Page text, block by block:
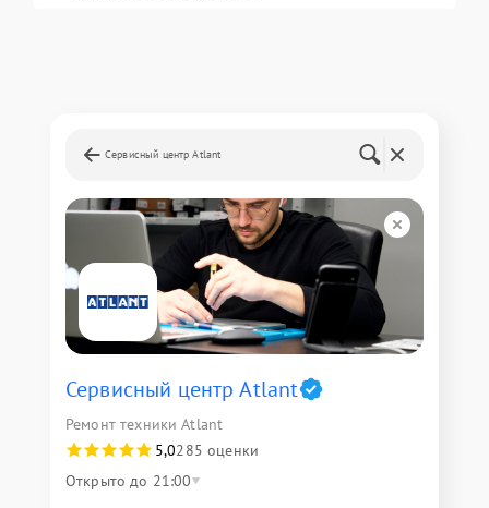
Сервисный центр Atlant
Сервисный центр Atlant
Ремонт техники Atlant
5,0285 оценки
Открыто до 21:00